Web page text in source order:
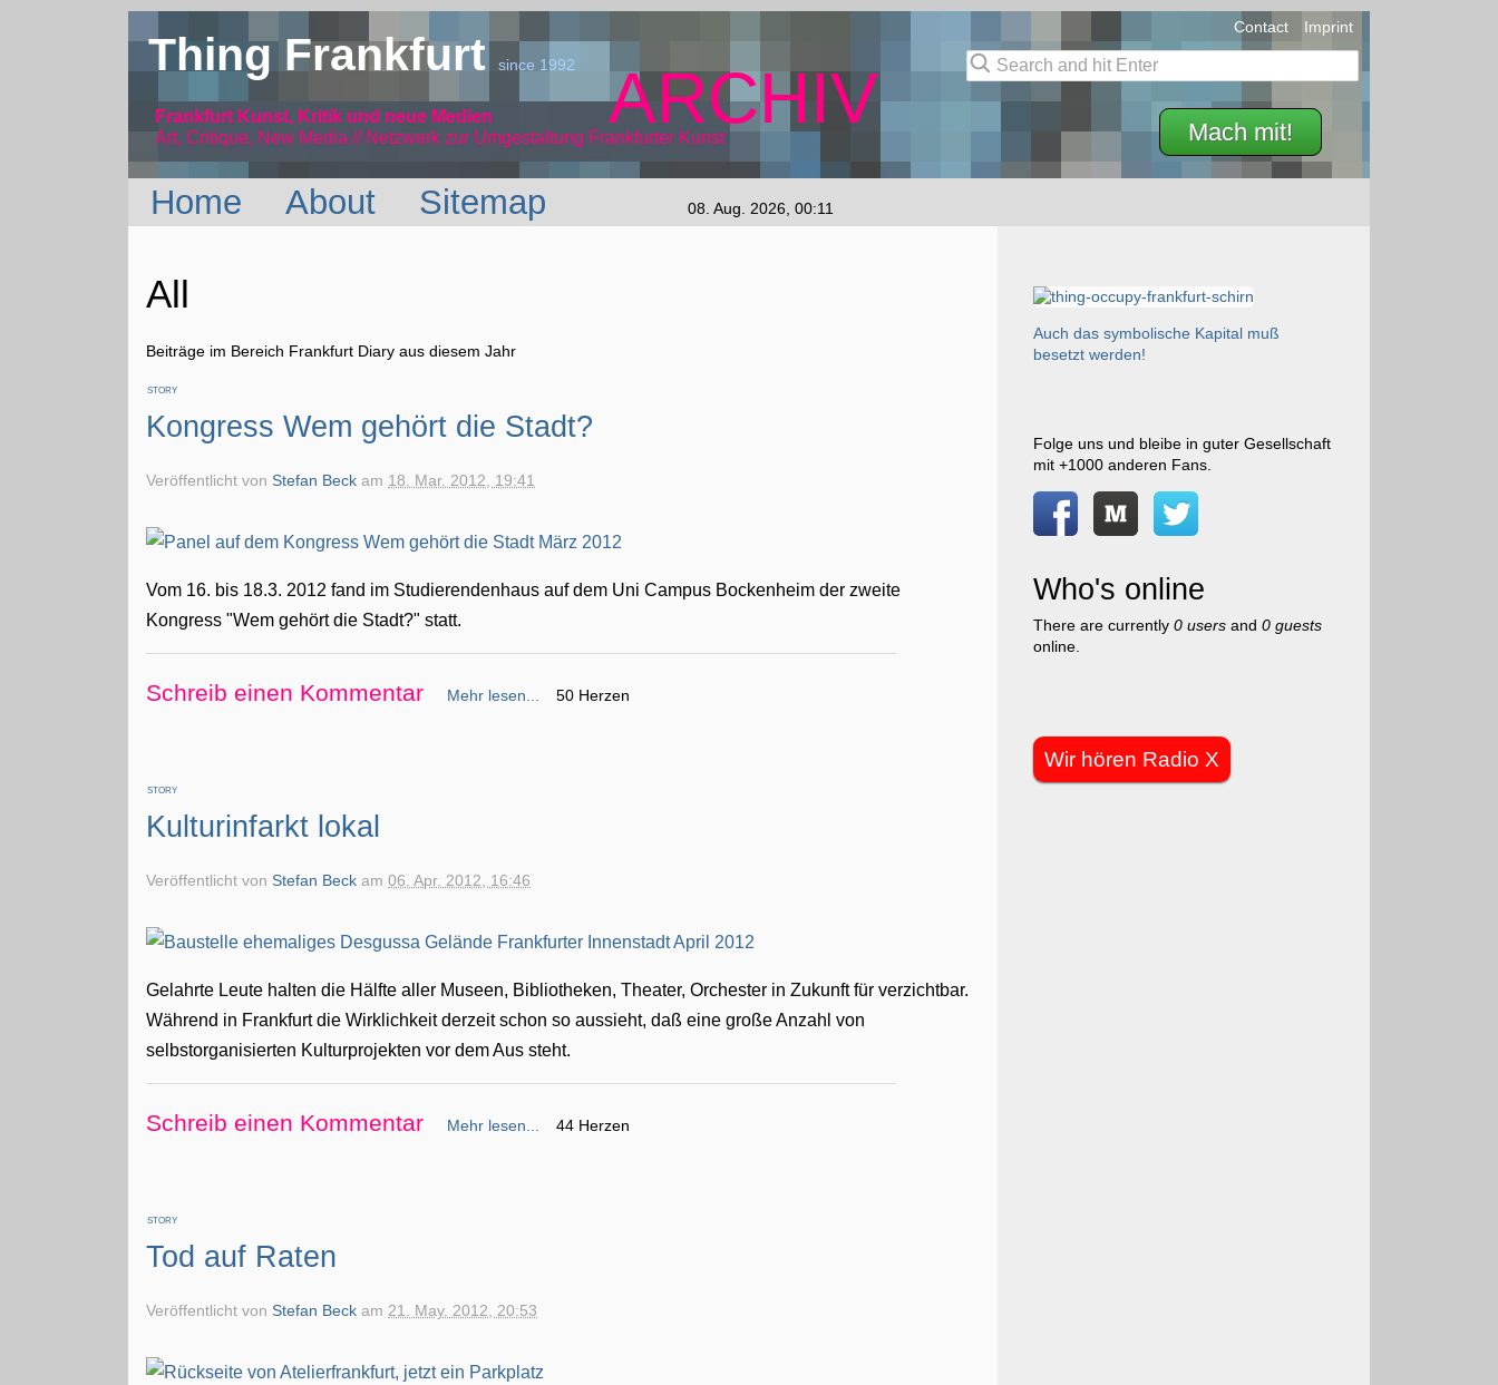
Thing Frankfurtsince 1992
Frankfurt Kunst, Kritik und neue Medien
Art, Critique, New Media // Netzwerk
ARCHIV
zur Umgestaltung Frankfurter Kunst Mach mit!
Contact Imprint
Home About Sitemap 08. Aug. 2026, 00:11
All
Beiträge im Bereich Frankfurt Diary aus diesem Jahr
STORY
Kongress Wem gehört die Stadt?
Veröffentlicht vonStefan Beck am 18. Mar. 2012, 19:41
Vom 16. bis 18.3. 2012 fand im Studierendenhaus auf dem Uni Campus Bockenheim der zweite
Kongress "Wem gehört die Stadt?" statt.
Schreib einen Kommentar Mehr lesen... 50 Herzen
STORY
Kulturinfarkt lokal
Veröffentlicht vonStefan Beck am06. Apr. 2012, 16:46
Gelahrte Leute halten die Hälfte aller Museen, Bibliotheken, Theater, Orchester in Zukunft für verzichtbar.
Während in Frankfurt die Wirklichkeit derzeit schon so aussieht, daß eine große Anzahl von
selbstorganisierten Kulturprojekten vor dem Aus steht.
Schreib einen Kommentar Mehr lesen... 44 Herzen
STORY
Tod auf Raten
Veröffentlicht vonStefan Beck am 21. May. 2012, 20:53
Auch das symbolische Kapital muß
besetzt werden!
Folge uns und bleibe in guter Gesellschaft
mit +1000 anderen Fans.
Who's online
There are currently 0 usersand 0 guests
online.
Wir hören Radio X